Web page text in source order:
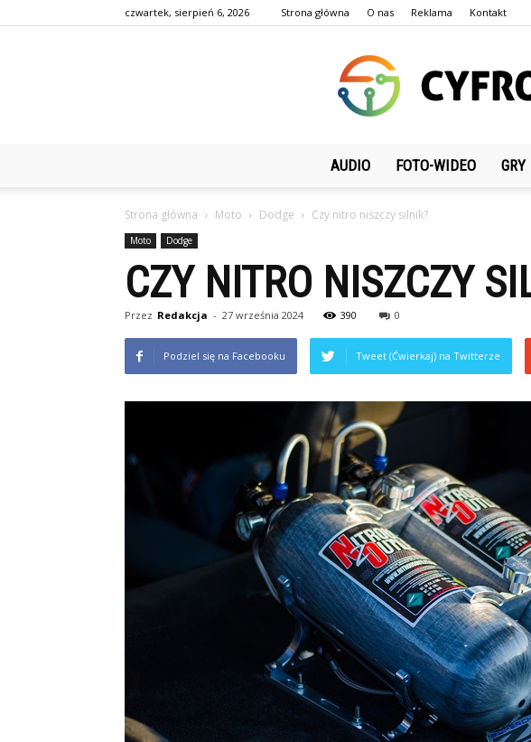
czwartek, sierpień 6, 2026 Strona główna O nas Reklama Kontakt
AUDIO FOTO-WIDEO GRY
Strona główna Moto Dodge Czy nitro niszczy silnik?
Moto Dodge
CZY NITRO NISZCZY
Przez Redakcja - 27 września 2024 390 0
Podziel się na Facebooku Tweet (Ćwierkaj) na Twitterze